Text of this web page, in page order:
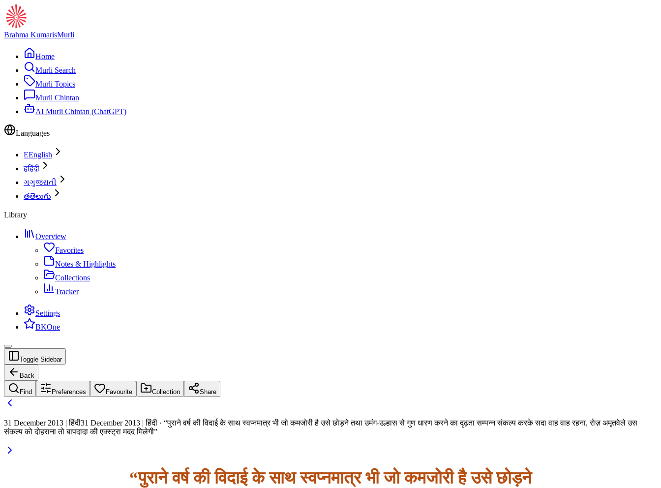
Brahma KumarisMurli
Home
Murli Search
Murli Topics
Murli Chintan
AI Murli Chintan (ChatGPT)
Languages
EEnglish
हहिंदी
ગગુજરાતી
తతెలుగు
Library
Overview
Favorites
Notes & Highlights
Collections
Tracker
Settings
BKOne
Toggle Sidebar
Back
Find Preferences Favourite Collection Share
31 December 2013 | हिंदी31 December 2013 | हिंदी · “पुराने वर्ष की विदाई के साथ स्वप्नमात्र भी जो कमजोरी है उसे छोड़ने तथा उमंग-उल्हास से गुण धारण करने का दृढ़ता सम्पन्न संकल्प करके सदा वाह वाह रहना, रोज़ अमृतवेले उस
संकल्प को दोहराना तो बापदादा की एक्स्ट्रा मदद मिलेगी”
“पुराने वर्ष की विदाई के साथ स्वप्नमात्र भी जो कमजोरी है उसे छोड़ने